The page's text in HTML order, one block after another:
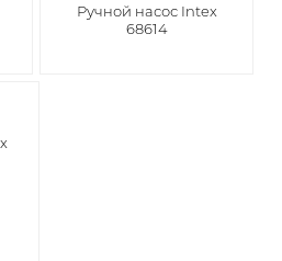
Ручной насос Intex
68614